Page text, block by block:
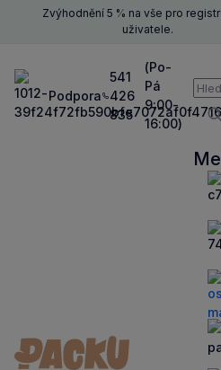
Zvýhodnění 5 % na vše pro
uživatele.
Podpora
541
426
835
(Po-
Pá
9:00-
16:00)